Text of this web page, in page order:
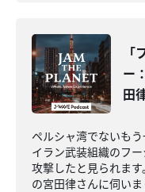
ー
田
ペルシャ湾でないも
イラン武装組織のフ
攻撃したと見られま
の宮田律さんに伺い